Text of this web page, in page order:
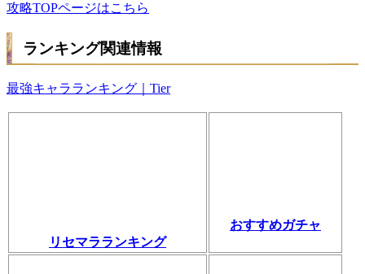
攻略TOPページはこちら
ランキング関連情報
最強キャラランキング｜Tier
リセマラランキング
おすすめガチャ